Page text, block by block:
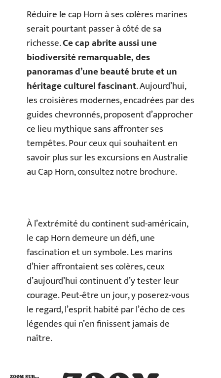
Réduire le cap Horn à ses colères marines
serait pourtant passer à côté de sa
richesse.Ce cap abrite aussi une
biodiversité remarquable, des
panoramas d’une beauté brute et un
héritage culturel fascinant. Aujourd’hui,
les croisières modernes, encadrées par des
guides chevronnés, proposent d’approcher
ce lieu mythique sans affronter ses
tempêtes. Pour ceux qui souhaitent en
savoir plus sur les excursions en Australie
au Cap Horn, consultez notre brochure.
À l’extrémité du continent sud-américain,
le cap Horn demeure un défi, une
fascination et un symbole. Les marins
d’hier affrontaient ses colères, ceux
d’aujourd’hui continuent d’y tester leur
courage. Peut-être un jour, y poserez-vous
le regard, l’esprit habité par l’écho de ces
légendes qui n’en finissent jamais de
naître.
ZOOM SUR…